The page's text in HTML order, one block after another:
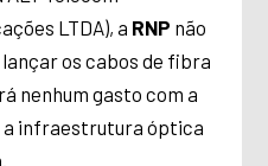
LTDA), a RNP não
os cabos de fibra
nenhum gasto com a
a infraestrutura óptica